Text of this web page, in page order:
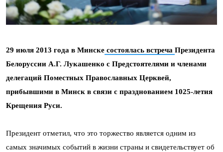
29 июля 2013 года в Минске состоялась встреча Президента
Белоруссии А.Г. Лукашенко с Предстоятелями и членами
делегаций Поместных Православных Церквей,
прибывшими в Минск в связи с празднованием 1025-летия
Крещения Руси.
Президент отметил, что это торжество является одним из
самых значимых событий в жизни страны и свидетельствует об